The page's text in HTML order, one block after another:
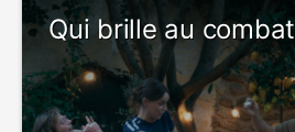
Qui brille au combat